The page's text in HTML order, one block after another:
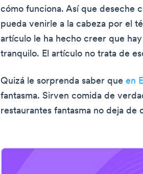
cómo funciona. Así que deseche
pueda venirle a la cabeza por el
artículo le ha hecho creer que
tranquilo. El artículo no trata de
Quizá le sorprenda saber que en
fantasma. Sirven comida de
restaurantes fantasma no deja de